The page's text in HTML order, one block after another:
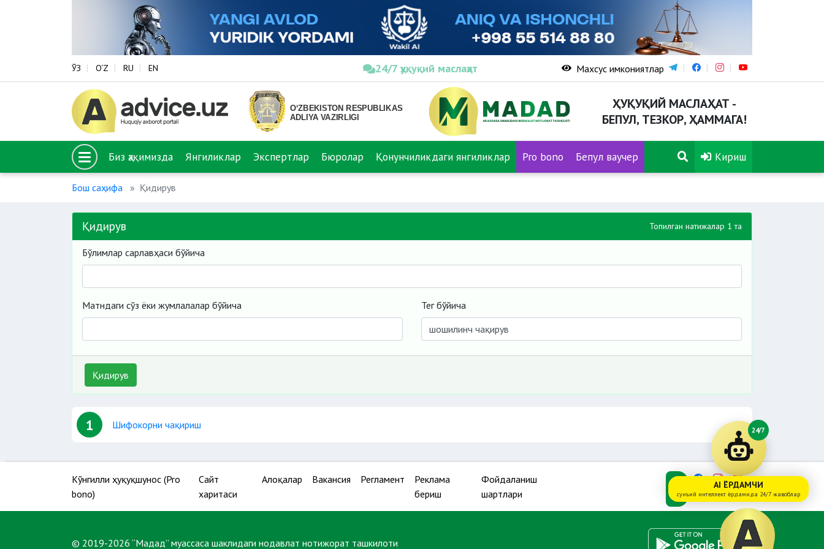
ЎЗ O‘Z RU EN 24/7 ҳуқуқий маслаҳат Махсус имкониятлар
ҲУҚУҚИЙ МАСЛАҲАТ -
БЕПУЛ, ТЕЗКОР, ҲАММАГА!
Биз ҳақимизда Янгиликлар Экспертлар Бюролар Қонунчиликдаги янгиликлар Pro bono Бепул ваучер Кириш
Бош саҳифа Қидирув
Қидирув Топилган натижалар 1 та
Бўлимлар сарлавҳаси бўйича
Матндаги сўз ёки жумлалалар бўйича Тег бўйича
Қидирув
1 Шифокорни чақириш
Кўнгилли ҳуқуқшунос (Pro
bono)
Сайт
харитаси
Алоқалар Вакансия Регламент
Реклама
бериш
Фойдаланиш
шартлари
© 2019-2026 “Мадад” муассаса шаклидаги нодавлат нотижорат ташкилоти
24/7
AI ЁРДАМЧИ
сунъий интеллект ёрдамида 24/7 жавоблар